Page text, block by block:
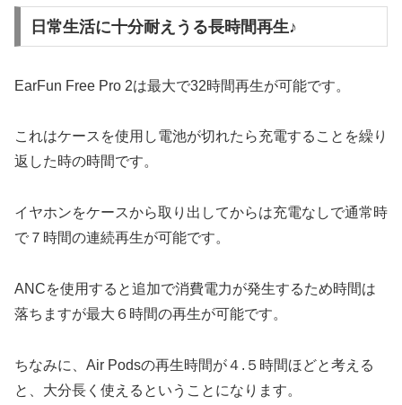
日常生活に十分耐えうる長時間再生♪
EarFun Free Pro 2は最大で32時間再生が可能です。
これはケースを使用し電池が切れたら充電することを繰り
返した時の時間です。
イヤホンをケースから取り出してからは充電なしで通常時
で７時間の連続再生が可能です。
ANCを使用すると追加で消費電力が発生するため時間は
落ちますが最大６時間の再生が可能です。
ちなみに、Air Podsの再生時間が４.５時間ほどと考える
と、大分長く使えるということになります。